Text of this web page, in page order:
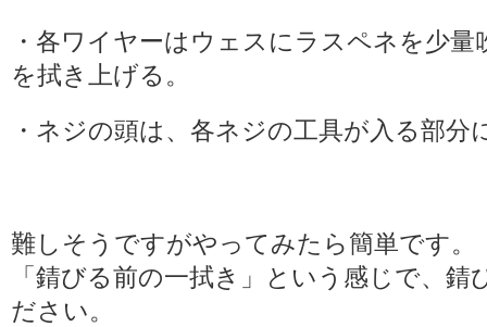
・各ワイヤーはウェスにラスペネを少
を拭き上げる。
・ネジの頭は、各ネジの工具が入る部
難しそうですがやってみたら簡単です。
「錆びる前の一拭き」という感じで、
ださい。